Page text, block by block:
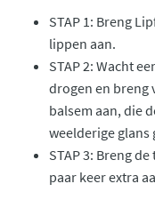
STAP 1: Breng
lippen aan.
STAP 2: Wacht
drogen en breng
balsem aan, die
weelderige glans
STAP 3: Breng
paar keer extra